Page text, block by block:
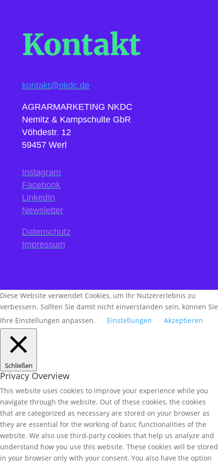
Kontakt
kontakt@nkdc.de
AGRARMARKETING NKDC
Nemitz & Kampschulte GbR
Vöhdestr. 12
59457 Werl
Instagram
Facebook
LinkedIn
Newsletter
Datenschutz
Impressum
Diese Website verwendet Cookies, um Ihr Nutzererlebnis zu
verbessern. Sollten Sie damit nicht einverstanden sein, können Sie
Ihre Einstellungen anpassen.
Einstellungen Akzeptieren
Schließen
Privacy Overview
This website uses cookies to improve your experience while you
navigate through the website. Out of these cookies, the cookies
that are categorized as necessary are stored on your browser as
they are essential for the working of basic functionalities of the
website. We also use third-party cookies that help us analyze and
understand how you use this website. These cookies will be stored
in your browser only with your consent. You also have the option